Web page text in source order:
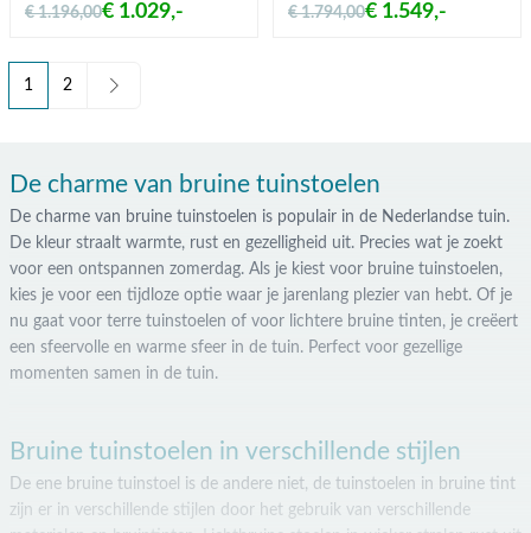
€ 1.196,00€ 1.029,-
€ 1.794,00€ 1.549,-
U lees momenteel pagina
1 2
De charme van bruine tuinstoelen
De charme van bruine tuinstoelen is populair in de Nederlandse tuin.
De kleur straalt warmte, rust en gezelligheid uit. Precies wat je zoekt
voor een ontspannen zomerdag. Als je kiest voor bruine tuinstoelen,
kies je voor een tijdloze optie waar je jarenlang plezier van hebt. Of je
nu gaat voor terre tuinstoelen of voor lichtere bruine tinten, je creëert
een sfeervolle en warme sfeer in de tuin. Perfect voor gezellige
momenten samen in de tuin.
Bruine tuinstoelen in verschillende stijlen
De ene bruine tuinstoel is de andere niet, de tuinstoelen in bruine tint
zijn er in verschillende stijlen door het gebruik van verschillende